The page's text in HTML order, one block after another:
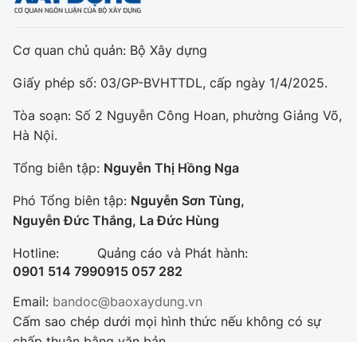
Cơ quan chủ quản: Bộ Xây dựng
Giấy phép số: 03/GP-BVHTTDL, cấp ngày 1/4/2025.
Tòa soạn: Số 2 Nguyễn Công Hoan, phường Giảng Võ,
Hà Nội.
Tổng biên tập: Nguyễn Thị Hồng Nga
Phó Tổng biên tập: Nguyễn Sơn Tùng,
Nguyễn Đức Thắng, La Đức Hùng
Hotline:
0901 514 799
Quảng cáo và Phát hành:
0915 057 282
Email: bandoc@baoxaydung.vn
Cấm sao chép dưới mọi hình thức nếu không có sự